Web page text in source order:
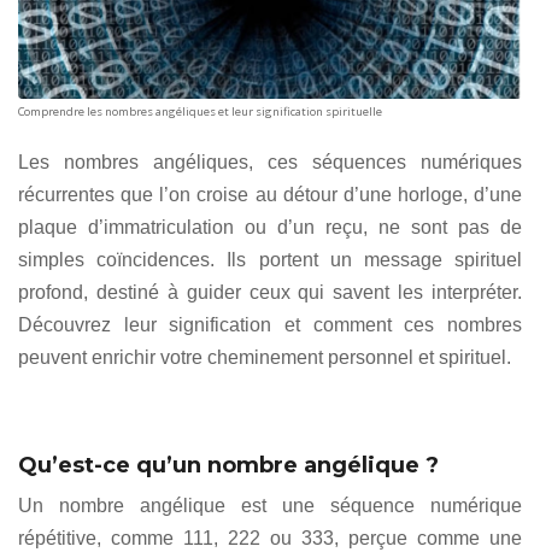
Comprendre les nombres angéliques et leur signification spirituelle
Les nombres angéliques, ces séquences numériques
récurrentes que l’on croise au détour d’une horloge, d’une
plaque d’immatriculation ou d’un reçu, ne sont pas de
simples coïncidences. Ils portent un message spirituel
profond, destiné à guider ceux qui savent les interpréter.
Découvrez leur signification et comment ces nombres
peuvent enrichir votre cheminement personnel et spirituel.
Qu’est-ce qu’un nombre angélique ?
Un nombre angélique est une séquence numérique
répétitive, comme 111, 222 ou 333, perçue comme une